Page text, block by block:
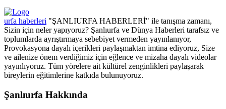
urfa haberleri "ŞANLIURFA HABERLERİ" ile tanışma zamanı,
Sizin için neler yapıyoruz? Şanlıurfa ve Dünya Haberleri tarafsız ve
toplumlarda ayrıştırmaya sebebiyet vermeden yayınlanıyor,
Provokasyona dayalı içerikleri paylaşmaktan imtina ediyoruz, Size
ve ailenize önem verdiğimiz için eğlence ve mizaha dayalı videolar
yayınlıyoruz. Tüm yörelere ait kültürel zenginlikleri paylaşarak
bireylerin eğitimlerine katkıda bulunuyoruz.
Şanlıurfa Hakkında